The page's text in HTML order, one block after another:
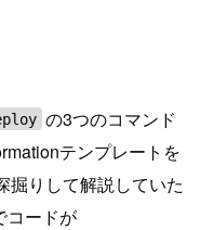
の3つのコマンド
テンプレートを
掘りして解説していた
コードが